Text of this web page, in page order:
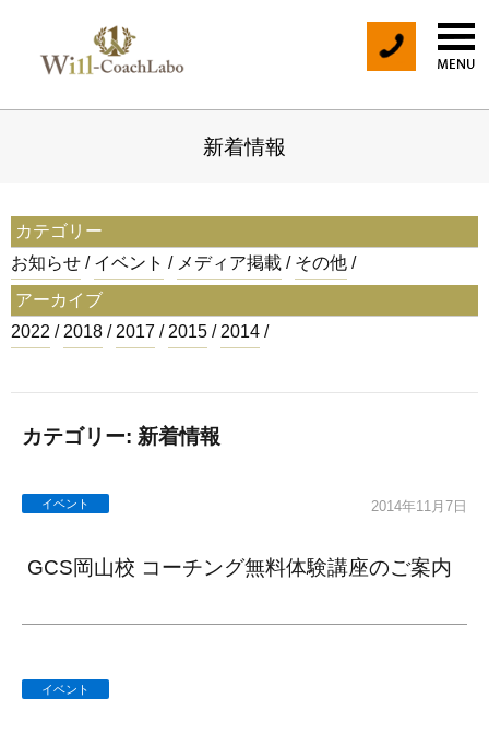
tel
末国
新着情報
カテゴリー
お知らせ
イベント メディア掲載
その他
アーカイブ
2022
2018 2017 2015 2014
カテゴリー: 新着情報
イベント 2014年11月7日
GCS岡山校 コーチング無料体験講座のご案内
イベント